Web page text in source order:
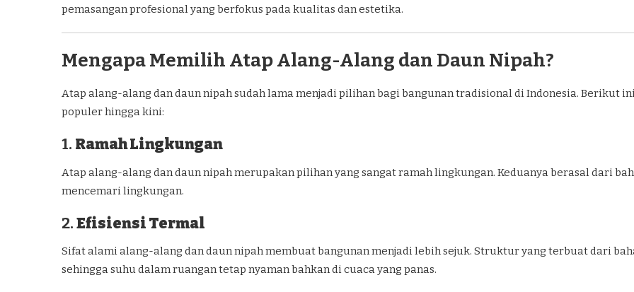
pemasangan profesional yang berfokus pada kualitas dan estetika.
Mengapa Memilih Atap Alang-Alang dan Daun Nipah?
Atap alang-alang dan daun nipah sudah lama menjadi pilihan bagi bangunan tradisional di Indonesia. Berikut
populer hingga kini:
1. Ramah Lingkungan
Atap alang-alang dan daun nipah merupakan pilihan yang sangat ramah lingkungan. Keduanya berasal dari
mencemari lingkungan.
2.Efisiensi Termal
Sifat alami alang-alang dan daun nipah membuat bangunan menjadi lebih sejuk. Struktur yang terbuat dari
sehingga suhu dalam ruangan tetap nyaman bahkan di cuaca yang panas.